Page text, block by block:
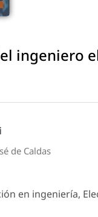
ingeniero
de Caldas
en ingeniería,